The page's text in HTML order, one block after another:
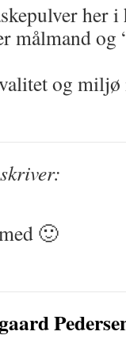
her i
målmand
og
skriver:
🙂